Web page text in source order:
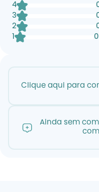
4
3
2
1
0
Clique aqui para
Ainda sem